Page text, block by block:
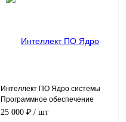
Интеллект ПО Ядро системы
Программное обеспечение
25 000 ₽ / шт